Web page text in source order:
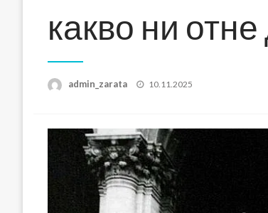
какво ни
admin_zarata
Posted
10.11.2025